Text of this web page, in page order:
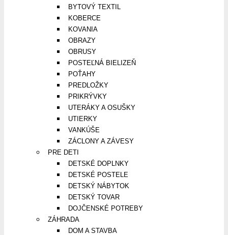
BYTOVÝ TEXTIL
KOBERCE
KOVANIA
OBRAZY
OBRUSY
POSTEĽNÁ BIELIZEŇ
POŤAHY
PREDLOŽKY
PRIKRÝVKY
UTERÁKY A OSUŠKY
UTIERKY
VANKÚŠE
ZÁCLONY A ZÁVESY
PRE DETI
DETSKÉ DOPLNKY
DETSKÉ POSTELE
DETSKÝ NÁBYTOK
DETSKÝ TOVAR
DOJČENSKÉ POTREBY
ZÁHRADA
DOM A STAVBA